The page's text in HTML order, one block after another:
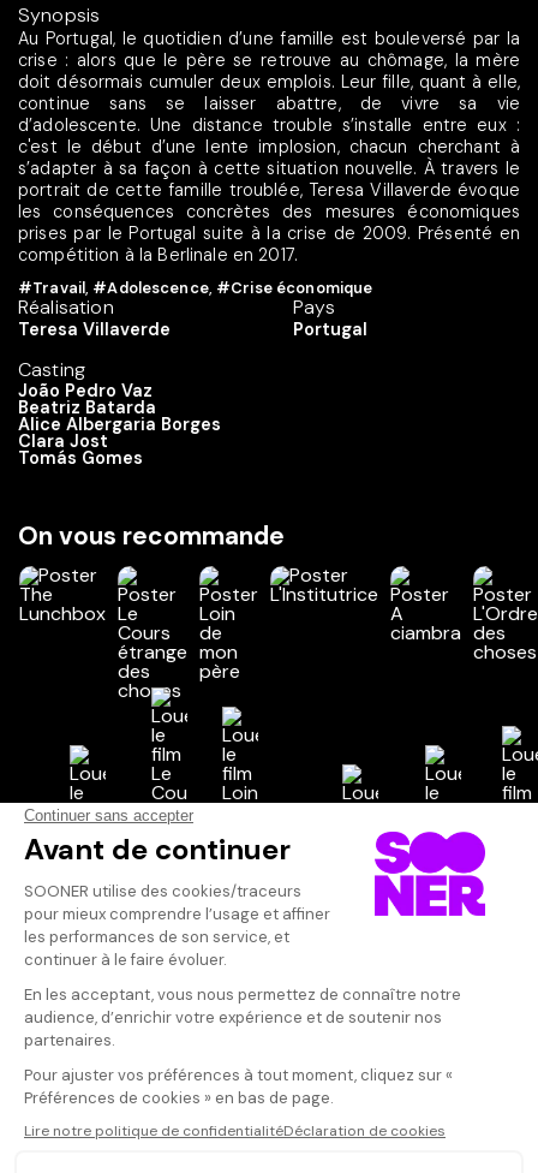
Synopsis
Au Portugal, le quotidien d’une famille est bouleversé par la
crise : alors que le père se retrouve au chômage, la mère
doit désormais cumuler deux emplois. Leur fille, quant à elle,
continue sans se laisser abattre, de vivre sa vie
d’adolescente. Une distance trouble s’installe entre eux :
c'est le début d’une lente implosion, chacun cherchant à
s’adapter à sa façon à cette situation nouvelle. À travers le
portrait de cette famille troublée, Teresa Villaverde évoque
les conséquences concrètes des mesures économiques
prises par le Portugal suite à la crise de 2009. Présenté en
compétition à la Berlinale en 2017.
#Travail, #Adolescence, #Crise économique
Réalisation
Teresa Villaverde
Casting
João Pedro Vaz
Beatriz Batarda
Alice Albergaria Borges
Clara Jost
Tomás Gomes
Pays
Portugal
On vous recommande
Vos avis
Donnez votre avis
Votre note
Votre commentaire
Il faut vous connecter pour
publier un avis